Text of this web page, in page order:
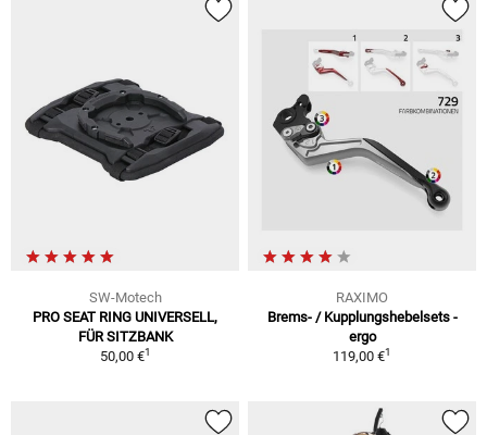
SW-Motech
PRO SEAT RING UNIVERSELL,
FÜR SITZBANK
50,00 €1
RAXIMO
Brems- / Kupplungshebelsets -
ergo
119,00 €1